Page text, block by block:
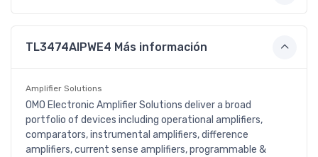
TL3474AIPWE4 Más información
Amplifier Solutions
OMO Electronic Amplifier Solutions deliver a broad
portfolio of devices including operational amplifiers,
comparators, instrumental amplifiers, difference
amplifiers, current sense amplifiers, programmable &